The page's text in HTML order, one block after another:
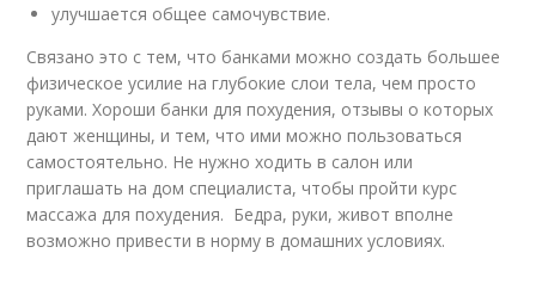
улучшается общее самочувствие.
Связано это с тем, что банками можно создать большее
физическое усилие на глубокие слои тела, чем просто
руками. Хороши банки для похудения, отзывы о которых
дают женщины, и тем, что ими можно пользоваться
самостоятельно. Не нужно ходить в салон или
приглашать на дом специалиста, чтобы пройти курс
массажа для похудения. Бедра, руки, живот вполне
возможно привести в норму в домашних условиях.